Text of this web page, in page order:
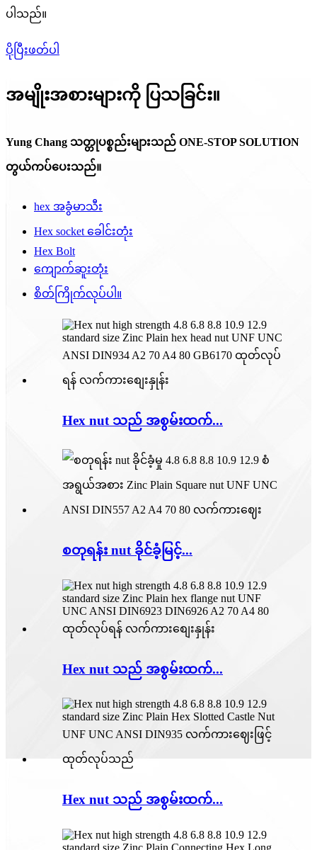
ပါသည်။
ပိုပြီးဖတ်ပါ
အမျိုးအစားများကို ပြသခြင်း။
Yung Chang သတ္တုပစ္စည်းများသည် ONE-STOP SOLUTION
တွယ်ကပ်ပေးသည်။
hex အခွံမာသီး
Hex socket ခေါင်းတုံး
Hex Bolt
ကျောက်ဆူးတုံး
စိတ်ကြိုက်လုပ်ပါ။
Hex nut သည် အစွမ်းထက်...
စတုရန်း nut ခိုင်ခံ့မြင့်...
Hex nut သည် အစွမ်းထက်...
Hex nut သည် အစွမ်းထက်...